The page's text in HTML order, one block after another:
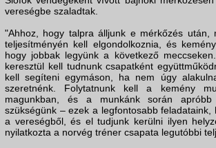
vereségbe szaladtak.
"Ahhoz, hogy talpra álljunk e mérkőzés után,
teljesítményén kell elgondolkoznia, és
hogy jobbak legyünk a következő
keresztül kell tudnunk csapatként
kell segíteni egymáson, ha nem úgy
szeretnénk. Folytatnunk kell a kemény
magunkban, és a munkánk során apróbb
szükségünk – ezek a legfontosabb feladataink,
a vereségből, és el tudjunk kerülni ilyen
nyilatkozta a norvég tréner csapata legutóbbi